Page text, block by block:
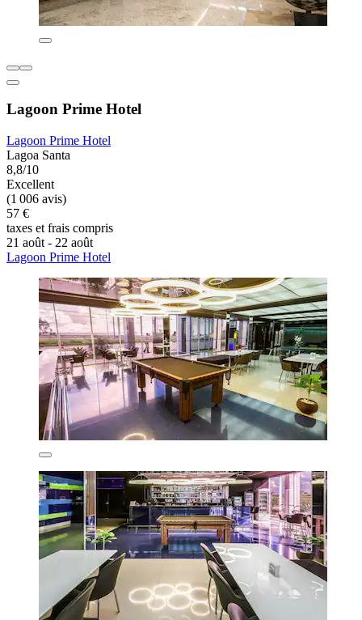
Lagoon Prime Hotel
Lagoon Prime Hotel
Lagoa Santa
8,8/10
Excellent
(1 006 avis)
57 €
taxes et frais compris
21 août - 22 août
Lagoon Prime Hotel